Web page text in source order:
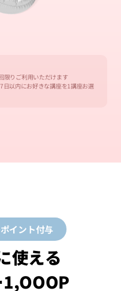
限りご利用いただけます
日以内にお好きな講座を1講座お選
イント付与
使える